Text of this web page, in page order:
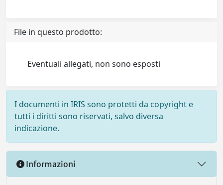
File in questo prodotto:
Eventuali allegati, non sono esposti
I documenti in IRIS sono protetti da copyright e
tutti i diritti sono riservati, salvo diversa
indicazione.
Informazioni